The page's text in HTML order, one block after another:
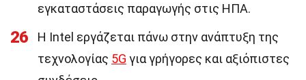
εγκαταστάσεις παραγωγής στις ΗΠΑ.
26
Η Intel εργάζεται πάνω στην ανάπτυξη της
τεχνολογίας 5G για γρήγορες και αξιόπιστες